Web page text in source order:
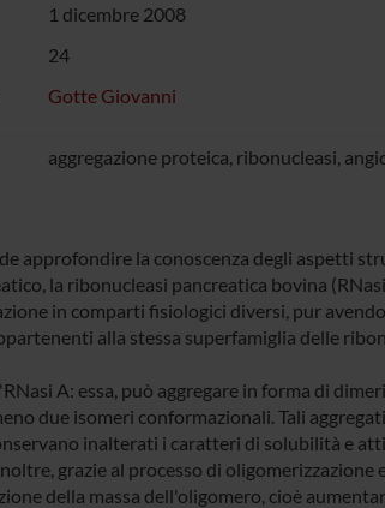
1 dicembre 2008
24
Gotte Giovanni
aggregazione proteica, ribonucleasi,
approfondire la conoscenza degli aspetti
la ribonucleasi pancreatica bovina
in comparti fisiologici diversi, pur
alla stessa superfamiglia delle
A: essa, può aggregare in forma di
due isomeri conformazionali. Tali
inalterati i caratteri di solubilità e
grazie al processo di
della massa dell'oligomero, cioè